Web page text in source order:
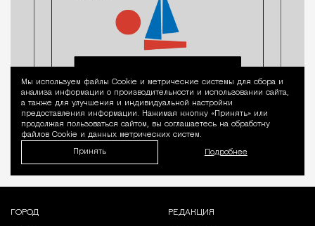
Уведомление
Мы используем файлы Сookie и метрические системы для сбора и
анализа информации о производительности и использовании сайта,
а также для улучшения и индивидуальной настройки
предоставления информации. Нажимая кнопку «Принять» или
продолжая пользоваться сайтом, вы соглашаетесь на обработку
файлов Cookie и данных метрических систем.
Принять Подробнее
ГОРОД РЕДАКЦИЯ